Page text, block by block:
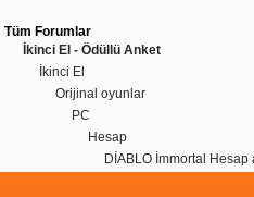
Tüm Forumlar
İkinci El - Ödüllü Anket
İkinci El
Orijinal oyunlar
PC
Hesap
DİABLO İmmortal Hesap